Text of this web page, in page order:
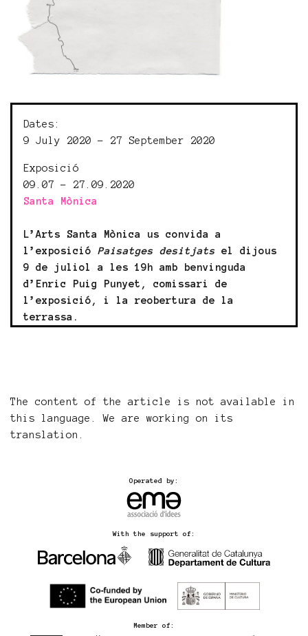
Dates:
9 July 2020 - 27 September 2020
Exposició
09.07 - 27.09.2020
Santa Mònica
L’Arts Santa Mònica us convida a
l’exposició Paisatges desitjats el dijous
9 de juliol a les 19h amb benvinguda
d’Enric Puig Punyet, comissari de
l’exposició, i la reobertura de la
terrassa.
The content of the article is not available in
this language. We are working on its
translation.
Operated by:
With the support of:
Member of: